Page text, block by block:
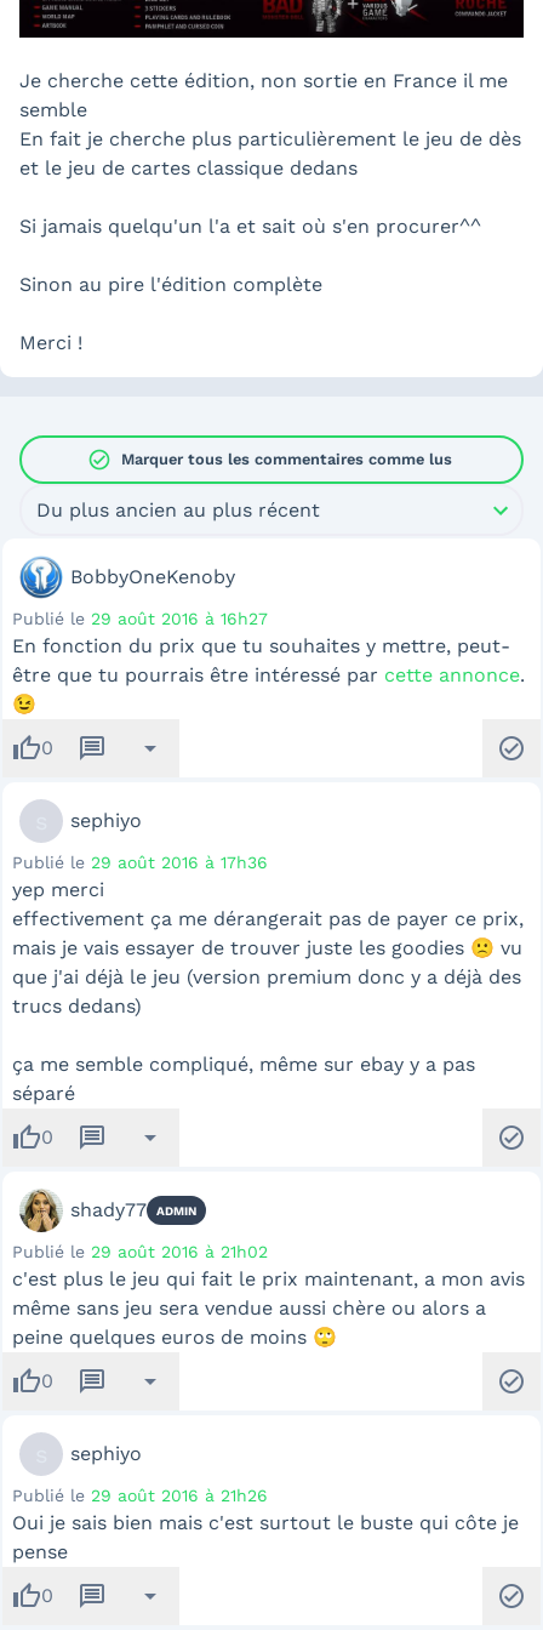
Je cherche cette édition, non sortie en France il me
semble
En fait je cherche plus particulièrement le jeu de dès
et le jeu de cartes classique dedans
Si jamais quelqu'un l'a et sait où s'en procurer^^
Sinon au pire l'édition complète
Merci !
check_circle Marquer tous les commentaires comme lus
Du plus ancien au plus récent
BobbyOneKenoby
Publié le 29 août 2016 à 16h27
En fonction du prix que tu souhaites y mettre, peut-
être que tu pourrais être intéressé par cette annonce.
😉
thumb_up0 message arrow_drop_down check_circle
sephiyo
Publié le 29 août 2016 à 17h36
yep merci
effectivement ça me dérangerait pas de payer ce prix,
mais je vais essayer de trouver juste les goodies 🙁 vu
que j'ai déjà le jeu (version premium donc y a déjà des
trucs dedans)
ça me semble compliqué, même sur ebay y a pas
séparé
thumb_up0 message arrow_drop_down check_circle
shady77 ADMIN
Publié le 29 août 2016 à 21h02
c'est plus le jeu qui fait le prix maintenant, a mon avis
même sans jeu sera vendue aussi chère ou alors a
peine quelques euros de moins 🙄
thumb_up0 message arrow_drop_down check_circle
sephiyo
Publié le 29 août 2016 à 21h26
Oui je sais bien mais c'est surtout le buste qui côte je
pense
thumb_up0 message arrow_drop_down check_circle